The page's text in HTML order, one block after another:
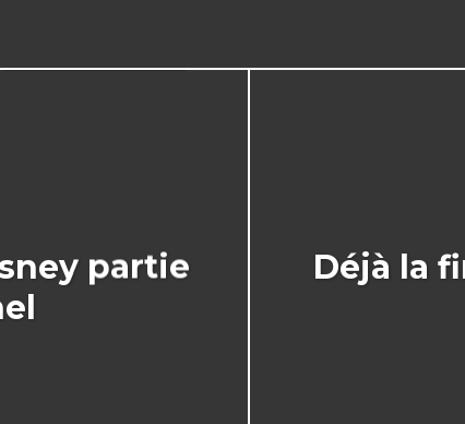
partie
Déjà la